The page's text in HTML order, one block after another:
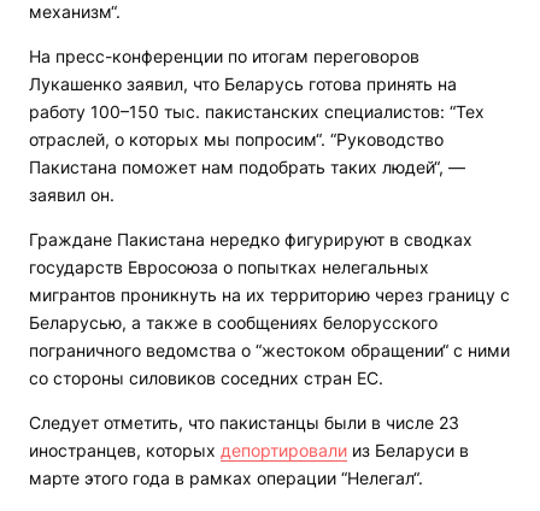
механизм“.
На пресс-конференции по итогам переговоров
Лукашенко заявил, что Беларусь готова принять на
работу 100–150 тыс. пакистанских специалистов: “Тех
отраслей, о которых мы попросим“. “Руководство
Пакистана поможет нам подобрать таких людей“, —
заявил он.
Граждане Пакистана нередко фигурируют в сводках
государств Евросоюза о попытках нелегальных
мигрантов проникнуть на их территорию через границу с
Беларусью, а также в сообщениях белорусского
пограничного ведомства о “жестоком обращении“ с ними
со стороны силовиков соседних стран ЕС.
Следует отметить, что пакистанцы были в числе 23
иностранцев, которых депортировали из Беларуси в
марте этого года в рамках операции “Нелегал“.